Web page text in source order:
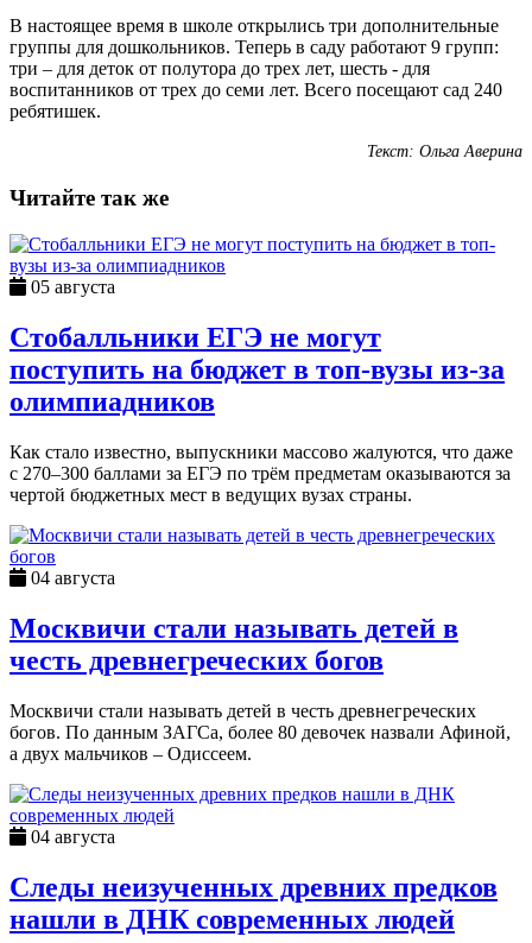
В настоящее время в школе открылись три дополнительные
группы для дошкольников. Теперь в саду работают 9 групп:
три – для деток от полутора до трех лет, шесть - для
воспитанников от трех до семи лет. Всего посещают сад 240
ребятишек.
Текст: Ольга Аверина
Читайте так же
05 августа
Стобалльники ЕГЭ не могут
поступить на бюджет в топ-вузы из-за
олимпиадников
Как стало известно, выпускники массово жалуются, что даже
с 270–300 баллами за ЕГЭ по трём предметам оказываются за
чертой бюджетных мест в ведущих вузах страны.
04 августа
Москвичи стали называть детей в
честь древнегреческих богов
Москвичи стали называть детей в честь древнегреческих
богов. По данным ЗАГСа, более 80 девочек назвали Афиной,
а двух мальчиков – Одиссеем.
04 августа
Следы неизученных древних предков
нашли в ДНК современных людей